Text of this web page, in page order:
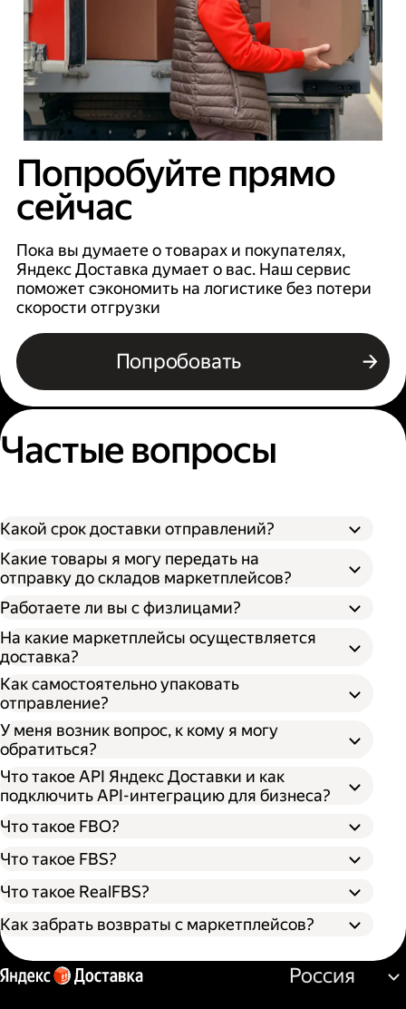
Попробуйте прямо
сейчас
Пока вы думаете о товарах и покупателях,
Яндекс Доставка думает о вас. Наш сервис
поможет сэкономить на логистике без потери
скорости отгрузки
Попробовать
Частые вопросы
Какой срок доставки отправлений?
Какие товары я могу передать на
отправку до складов маркетплейсов?
Работаете ли вы с физлицами?
На какие маркетплейсы осуществляется
доставка?
Как самостоятельно упаковать
отправление?
У меня возник вопрос, к кому я могу
обратиться?
Что такое API Яндекс Доставки и как
подключить API-интеграцию для бизнеса?
Что такое FBO?
Что такое FBS?
Что такое RealFBS?
Как забрать возвраты с маркетплейсов?
Оформите заявку на вывоз возврата в
личном кабинете маркетплейса. Товар
Россия